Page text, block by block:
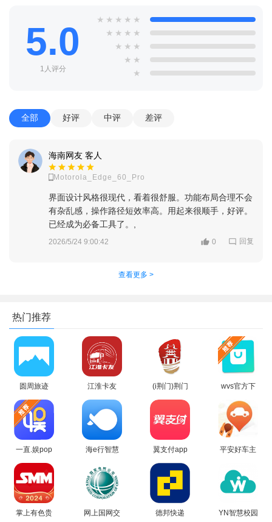
3、打开应用，软件会自动定位你所在的位置，并提供相应的
天气指标
4、界面十分清爽，除了能看到像温度、风向等基本的天气指
音播报
5.0
1人评分
★ ★ ★ ★ ★
★ ★ ★ ★
★ ★ ★
★ ★
★
全部 好评 中评 差评
海南网友 客人
Motorola_Edge_60_Pro
界面设计风格很现代，看着很舒服。功能布局合理不会
有杂乱感，操作路径短效率高。用起来很顺手，好评。
已经成为必备工具了。,
2026/5/24 9:00:42 0 回复
查看更多 >
热门推荐
圆周旅迹
APP2026最
新版本下载
江淮卡友
app下载用
户版2026最
新版
(i荆门)荆门
市民卡app
wvs官方下
(Weverse
Shop)
一直.娱pop
下载最新版
本(YZY)
海e行智慧
官方最新版
翼支付app
下载安装最
平安好车主
机版
掌上有色贵
网上国网交
德邦快递
YN智慧校园